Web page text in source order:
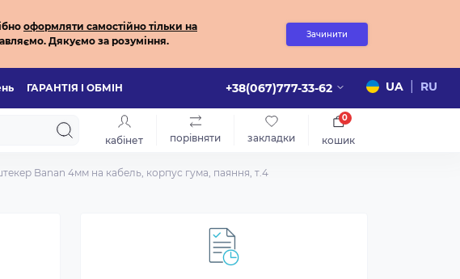
оформляти самостійно тільки на
Дякуємо за розуміння.
Зачинити
ГАРАНТІЯ І ОБМІН +38(067)777-33-62 UA RU
кабінет порівняти закладки кошик
0
Banan 4мм на кабель, корпус гума, паяння, т.4